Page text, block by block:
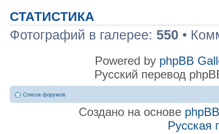
СТАТИСТИКА
Фотографий в галерее: 550 •
Powered by phpBB
Русский перевод
Список форумов
Создано на основе phpBB
Русская